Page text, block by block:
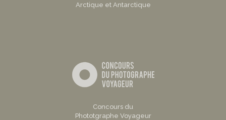
Arctique et Antarctique
Concours du
Phototgraphe Voyageur